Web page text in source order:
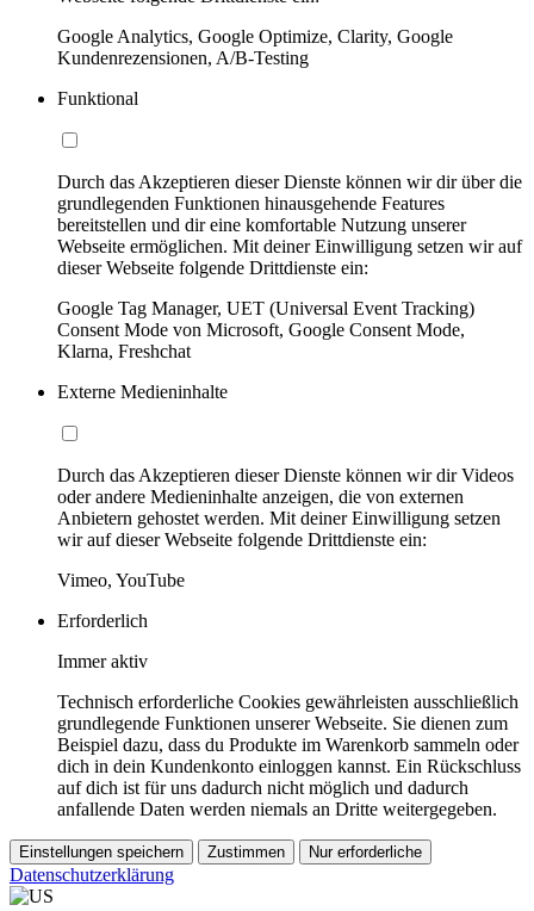
Google Analytics, Google Optimize, Clarity, Google
Kundenrezensionen, A/B-Testing
Funktional
Durch das Akzeptieren dieser Dienste können wir dir über die
grundlegenden Funktionen hinausgehende Features
bereitstellen und dir eine komfortable Nutzung unserer
Webseite ermöglichen. Mit deiner Einwilligung setzen wir auf
dieser Webseite folgende Drittdienste ein:
Google Tag Manager, UET (Universal Event Tracking)
Consent Mode von Microsoft, Google Consent Mode,
Klarna, Freshchat
Externe Medieninhalte
Durch das Akzeptieren dieser Dienste können wir dir Videos
oder andere Medieninhalte anzeigen, die von externen
Anbietern gehostet werden. Mit deiner Einwilligung setzen
wir auf dieser Webseite folgende Drittdienste ein:
Vimeo, YouTube
Erforderlich
Immer aktiv
Technisch erforderliche Cookies gewährleisten ausschließlich
grundlegende Funktionen unserer Webseite. Sie dienen zum
Beispiel dazu, dass du Produkte im Warenkorb sammeln oder
dich in dein Kundenkonto einloggen kannst. Ein Rückschluss
auf dich ist für uns dadurch nicht möglich und dadurch
anfallende Daten werden niemals an Dritte weitergegeben.
Einstellungen speichern Zustimmen Nur erforderliche
Datenschutzerklärung